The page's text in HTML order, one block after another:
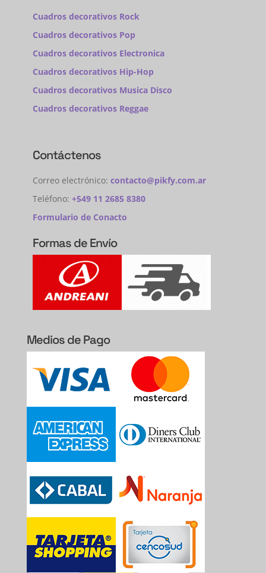
Cuadros decorativos Rock
Cuadros decorativos Pop
Cuadros decorativos Electronica
Cuadros decorativos Hip-Hop
Cuadros decorativos Musica Disco
Cuadros decorativos Reggae
Contáctenos
Correo electrónico: contacto@pikfy.com.ar
Teléfono: +549 11 2685 8380
Formulario de Conacto
Formas de Envío
Medios de Pago